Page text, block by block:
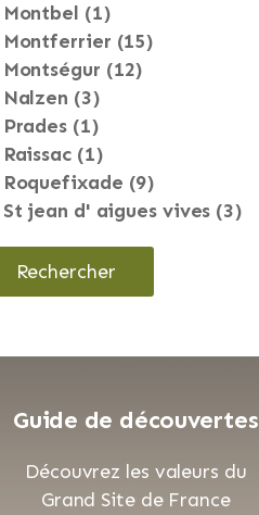
montbel (1)
montferrier (15)
montségur (12)
nalzen (3)
prades (1)
raissac (1)
roquefixade (9)
st jean d' aigues vives (3)
Guide de découvertes
Découvrez les valeurs du
Grand Site de France